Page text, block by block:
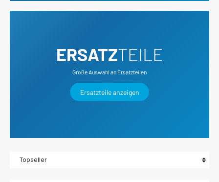
ERSATZTEILE
Große Auswahl an Ersatzteilen
Ersatzteile anzeigen